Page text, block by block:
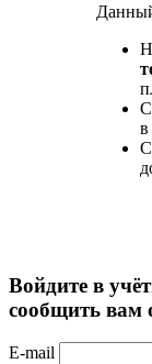
в
Войдите в
сообщить вам
E-mail